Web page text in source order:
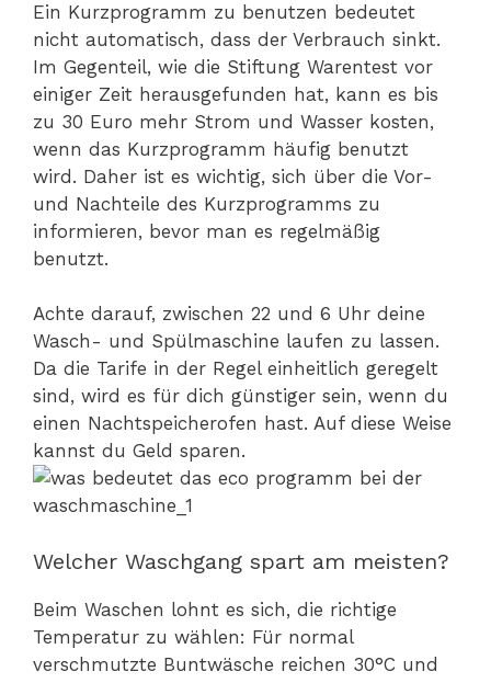
Ein Kurzprogramm zu benutzen bedeutet
nicht automatisch, dass der Verbrauch sinkt.
Im Gegenteil, wie die Stiftung Warentest vor
einiger Zeit herausgefunden hat, kann es bis
zu 30 Euro mehr Strom und Wasser kosten,
wenn das Kurzprogramm häufig benutzt
wird. Daher ist es wichtig, sich über die Vor-
und Nachteile des Kurzprogramms zu
informieren, bevor man es regelmäßig
benutzt.
Achte darauf, zwischen 22 und 6 Uhr deine
Wasch- und Spülmaschine laufen zu lassen.
Da die Tarife in der Regel einheitlich geregelt
sind, wird es für dich günstiger sein, wenn du
einen Nachtspeicherofen hast. Auf diese Weise
kannst du Geld sparen.
Welcher Waschgang spart am meisten?
Beim Waschen lohnt es sich, die richtige
Temperatur zu wählen: Für normal
verschmutzte Buntwäsche reichen 30°C und